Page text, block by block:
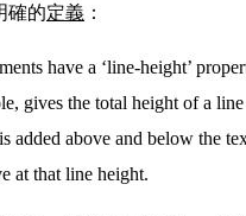
確的定義 ：
have a ‘line-height’
gives the total height of a
added above and below the
at that line height.